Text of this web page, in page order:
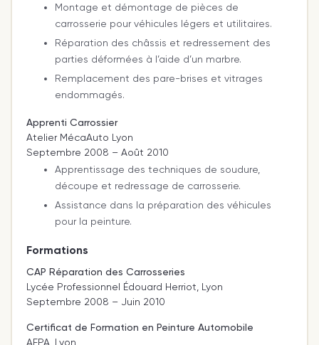
Montage et démontage de pièces de
carrosserie pour véhicules légers et utilitaires.
Réparation des châssis et redressement des
parties déformées à l’aide d’un marbre.
Remplacement des pare-brises et vitrages
endommagés.
Apprenti Carrossier
Atelier MécaAuto Lyon
Septembre 2008 – Août 2010
Apprentissage des techniques de soudure,
découpe et redressage de carrosserie.
Assistance dans la préparation des véhicules
pour la peinture.
Formations
CAP Réparation des Carrosseries
Lycée Professionnel Édouard Herriot, Lyon
Septembre 2008 – Juin 2010
Certificat de Formation en Peinture Automobile
AFPA, Lyon